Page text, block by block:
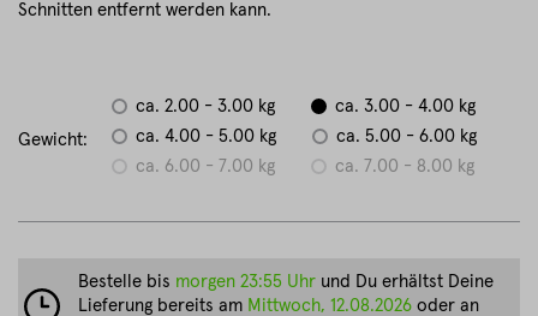
Schnitten entfernt werden kann.
Gewicht:
ca. 2.00 - 3.00 kg
ca. 3.00 - 4.00 kg
ca. 4.00 - 5.00 kg
ca. 5.00 - 6.00 kg
ca. 6.00 - 7.00 kg
ca. 7.00 - 8.00 kg
Bestelle bis morgen 23:55 Uhr und Du erhältst Deine
Lieferung bereits am Mittwoch, 12.08.2026 oder an